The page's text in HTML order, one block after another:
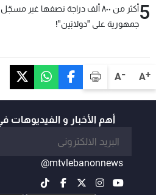
A+
A-
5
أكثر من ٨٠٠ ألف دراجة نصفها غير
جمهورية على "دولابَين"!
أهم الأخبار و الفيديوهات
@mtvlebanonnews